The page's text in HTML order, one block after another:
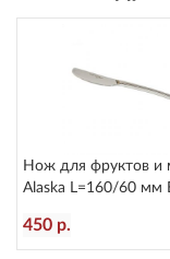
Нож для фруктов и
Alaska L=160/60 мм
450 р.